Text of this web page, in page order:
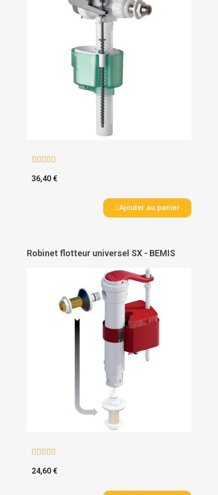
    
36,40 €
Ajouter au panier
Robinet flotteur universel SX - BEMIS
    
24,60 €